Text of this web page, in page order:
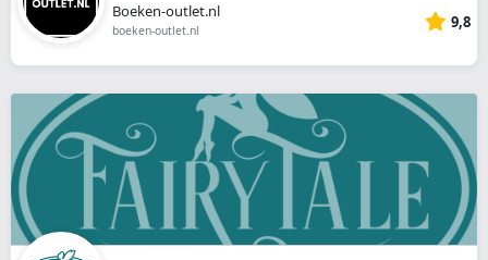
Boeken-outlet.nl
boeken-outlet.nl 9,8